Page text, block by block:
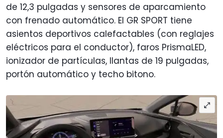
de 12,3 pulgadas y sensores de aparcamiento
con frenado automático. El GR SPORT tiene
asientos deportivos calefactables (con reglajes
eléctricos para el conductor), faros PrismaLED,
ionizador de partículas, llantas de 19 pulgadas,
portón automático y techo bitono.